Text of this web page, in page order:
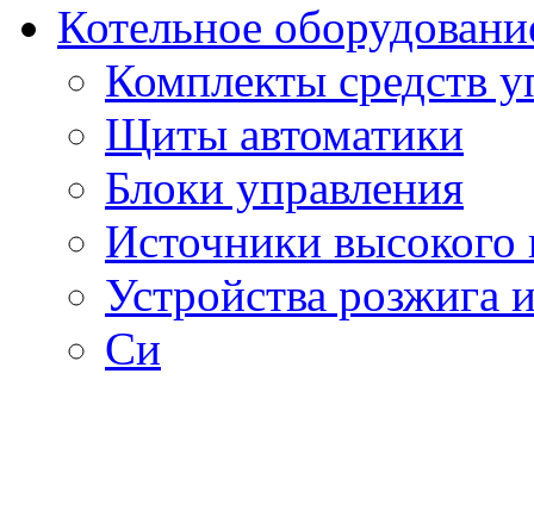
Котельное
Комплекты средств
Щиты автоматики
Блоки управления
Источники высокого
Устройства розжига
Си